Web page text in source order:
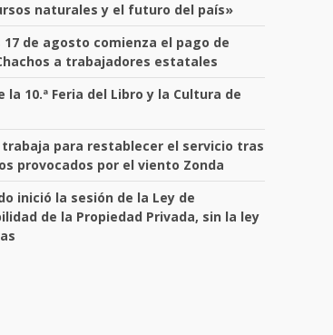
naturales y el futuro del país»
17 de agosto comienza el pago de
a trabajadores estatales
la 10.ª Feria del Libro y la Cultura de
trabaja para restablecer el servicio tras
provocados por el viento Zonda
inició la sesión de la Ley de
de la Propiedad Privada, sin la ley